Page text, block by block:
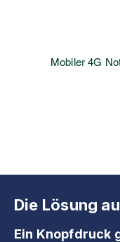
Mobiler 4G
Die Lösung
Ein Knopfdruck